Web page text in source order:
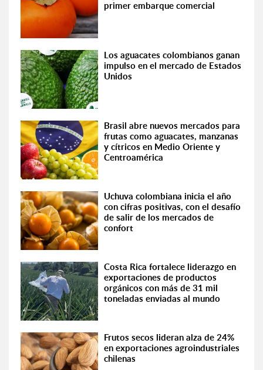
primer embarque comercial
Los aguacates colombianos ganan
impulso en el mercado de Estados
Unidos
Brasil abre nuevos mercados para
frutas como aguacates, manzanas
y cítricos en Medio Oriente y
Centroamérica
Uchuva colombiana inicia el año
con cifras positivas, con el desafío
de salir de los mercados de
confort
Costa Rica fortalece liderazgo en
exportaciones de productos
orgánicos con más de 31 mil
toneladas enviadas al mundo
Frutos secos lideran alza de 24%
en exportaciones agroindustriales
chilenas